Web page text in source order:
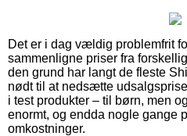
Det er i dag vældig problemfrit
sammenligne priser fra
den grund har langt de fleste
nødt til at nedsætte
i test produkter – til børn, men
enormt, og endda nogle gange
omkostninger.